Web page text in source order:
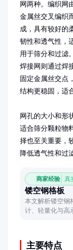
网两种。编织网
金属丝交叉编织
成，具有较好的
韧性和透气性，
用于筛分和过滤。
焊接网则通过焊
固定金属丝交点，
结构更稳固，适
网孔的大小和形
适合筛分颗粒物
择也至关重要，
降低透气性和过
商家经验 真
镂空钢格板
本文解析镂空钢
计、轻量化与高
主要特点